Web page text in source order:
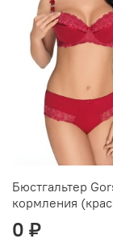
Бюстгальтер
кормления
0 ₽